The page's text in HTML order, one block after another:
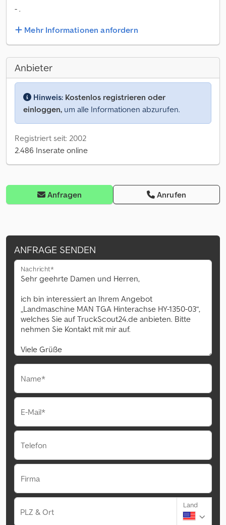
- .
Mehr Informationen anfordern
Anbieter
Hinweis: Kostenlos registrieren oder
einloggen, um alle Informationen abzurufen.
Registriert seit: 2002
2.486 Inserate online
Anfragen Anrufen
ANFRAGE SENDEN
Nachricht*
Name*
E-Mail*
Telefon
Firma
PLZ & Ort
Land